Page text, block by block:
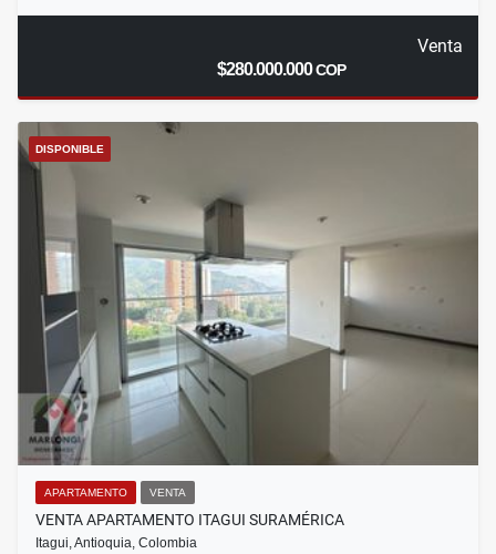
Venta
$280.000.000COP
DISPONIBLE
APARTAMENTO VENTA
VENTA APARTAMENTO ITAGUI SURAMÉRICA
Itagui, Antioquia, Colombia